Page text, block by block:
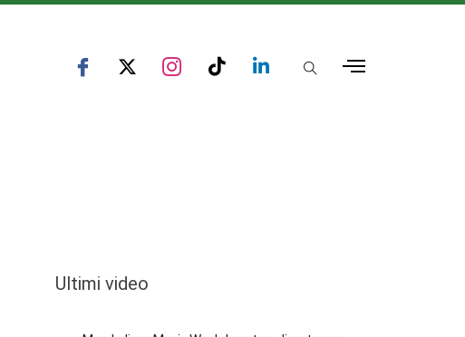
Ultimi video